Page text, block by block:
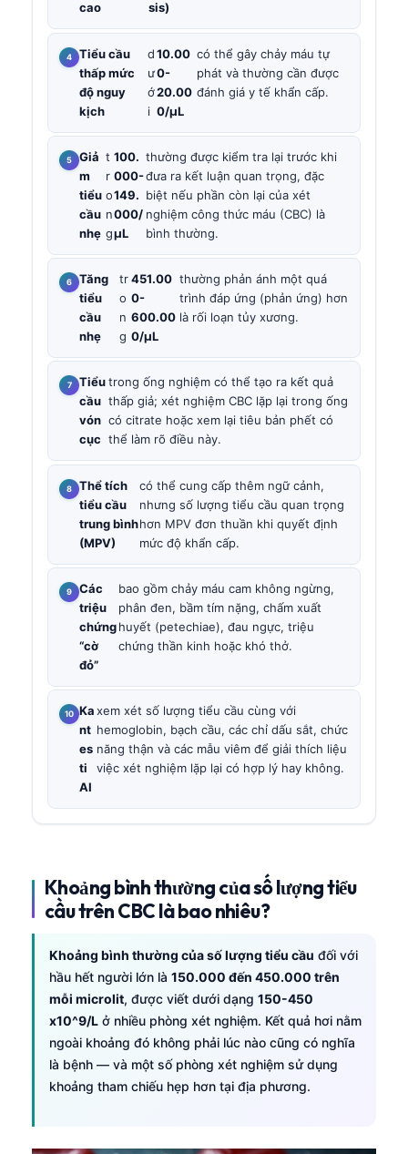
cao sis)
Tiểu cầu
thấp mức
độ nguy
kịch
d
ư
ớ
i
10.00
0-
20.00
0/µL
có thể gây chảy máu tự
phát và thường cần được
đánh giá y tế khẩn cấp.
Giả
m
tiểu
cầu
nhẹ
t
r
o
n
g
100.
000-
149.
000/
µL
thường được kiểm tra lại trước khi
đưa ra kết luận quan trọng, đặc
biệt nếu phần còn lại của xét
nghiệm công thức máu (CBC) là
bình thường.
Tăng
tiểu
cầu
nhẹ
tr
o
n
g
451.00
0-
600.00
0/µL
thường phản ánh một quá
trình đáp ứng (phản ứng) hơn
là rối loạn tủy xương.
Tiểu
cầu
vón
cục
trong ống nghiệm có thể tạo ra kết quả
thấp giả; xét nghiệm CBC lặp lại trong ống
có citrate hoặc xem lại tiêu bản phết có
thể làm rõ điều này.
Thể tích
tiểu cầu
trung bình
(MPV)
có thể cung cấp thêm ngữ cảnh,
nhưng số lượng tiểu cầu quan trọng
hơn MPV đơn thuần khi quyết định
mức độ khẩn cấp.
Các
triệu
chứng
“cờ
đỏ”
bao gồm chảy máu cam không ngừng,
phân đen, bầm tím nặng, chấm xuất
huyết (petechiae), đau ngực, triệu
chứng thần kinh hoặc khó thở.
Ka
nt
es
ti
AI
xem xét số lượng tiểu cầu cùng với
hemoglobin, bạch cầu, các chỉ dấu sắt, chức
năng thận và các mẫu viêm để giải thích liệu
việc xét nghiệm lặp lại có hợp lý hay không.
Khoảng bình thường của số lượng tiểu
cầu trên CBC là bao nhiêu?
Khoảng bình thường của số lượng tiểu cầu đối với
hầu hết người lớn là 150.000 đến 450.000 trên
mỗi microlit, được viết dưới dạng 150-450
x10^9/L ở nhiều phòng xét nghiệm. Kết quả hơi nằm
ngoài khoảng đó không phải lúc nào cũng có nghĩa
là bệnh — và một số phòng xét nghiệm sử dụng
khoảng tham chiếu hẹp hơn tại địa phương.